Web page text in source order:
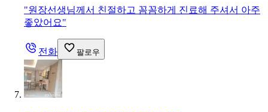
"원장선생님께서 친절하고 꼼꼼하게 진료해 주셔서 아주
좋았어요"
전화 팔로우